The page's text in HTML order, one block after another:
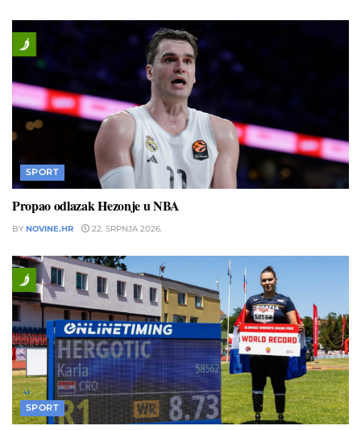
SPORT
Propao odlazak Hezonje u NBA
BY NOVINE.HR 22. SRPNJA 2026.
SPORT